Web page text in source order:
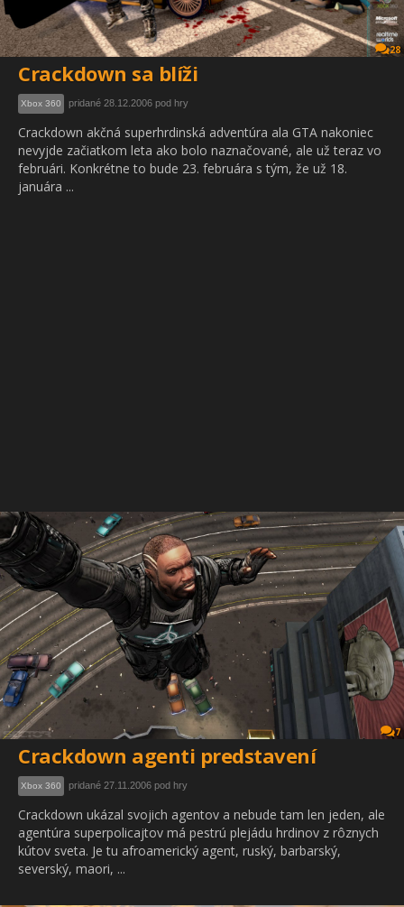
28
Crackdown sa blíži
Xbox 360 pridané 28.12.2006 pod hry
Crackdown akčná superhrdinská adventúra ala GTA nakoniec
nevyjde začiatkom leta ako bolo naznačované, ale už teraz vo
februári. Konkrétne to bude 23. februára s tým, že už 18.
januára ...
7
Crackdown agenti predstavení
Xbox 360 pridané 27.11.2006 pod hry
Crackdown ukázal svojich agentov a nebude tam len jeden, ale
agentúra superpolicajtov má pestrú plejádu hrdinov z rôznych
kútov sveta. Je tu afroamerický agent, ruský, barbarský,
severský, maori, ...